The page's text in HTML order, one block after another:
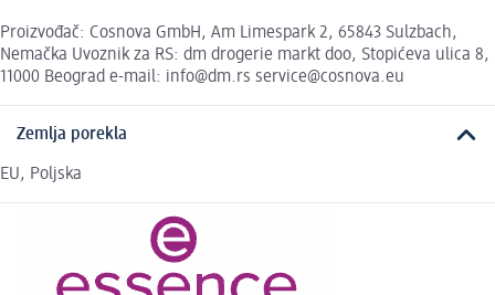
Proizvođač: Cosnova GmbH, Am Limespark 2, 65843 Sulzbach,
Nemačka Uvoznik za RS: dm drogerie markt doo, Stopićeva ulica 8,
11000 Beograd e-mail: info@dm.rs service@cosnova.eu
Zemlja porekla
EU, Poljska